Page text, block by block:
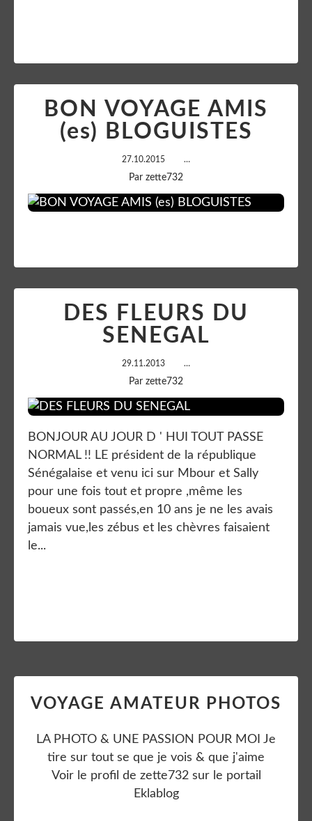
BON VOYAGE AMIS
(es) BLOGUISTES
27.10.2015 …
Par zette732
DES FLEURS DU
SENEGAL
29.11.2013 …
Par zette732
BONJOUR AU JOUR D ' HUI TOUT PASSE
NORMAL !! LE président de la république
Sénégalaise et venu ici sur Mbour et Sally
pour une fois tout et propre ,même les
boueux sont passés,en 10 ans je ne les avais
jamais vue,les zébus et les chèvres faisaient
le...
VOYAGE AMATEUR PHOTOS
LA PHOTO & UNE PASSION POUR MOI Je
tire sur tout se que je vois & que j'aime
Voir le profil de zette732sur le portail
Eklablog